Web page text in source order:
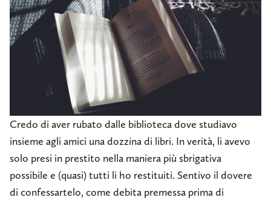
Credo di aver rubato dalle biblioteca dove studiavo
insieme agli amici una dozzina di libri. In verità, li avevo
solo presi in prestito nella maniera più sbrigativa
possibile e (quasi) tutti li ho restituiti. Sentivo il dovere
di confessartelo, come debita premessa prima di